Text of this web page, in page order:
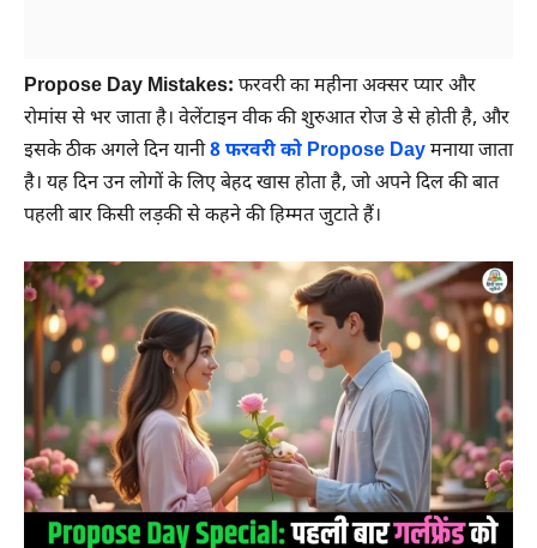
Propose Day Mistakes: फरवरी का महीना अक्सर प्यार और
रोमांस से भर जाता है। वेलेंटाइन वीक की शुरुआत रोज डे से होती है, और
इसके ठीक अगले दिन यानी8 फरवरी को Propose Dayमनाया जाता
है। यह दिन उन लोगों के लिए बेहद खास होता है, जो अपने दिल की बात
पहली बार किसी लड़की से कहने की हिम्मत जुटाते हैं।